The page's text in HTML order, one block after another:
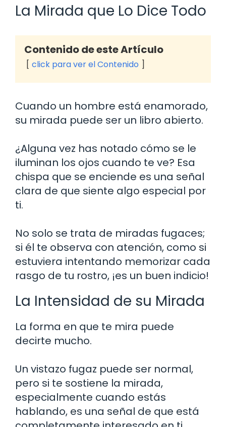
La Mirada que Lo Dice Todo
Contenido de este Artículo
click para ver el Contenido
Cuando un hombre está enamorado,
su mirada puede ser un libro abierto.
¿Alguna vez has notado cómo se le
iluminan los ojos cuando te ve? Esa
chispa que se enciende es una señal
clara de que siente algo especial por
ti.
No solo se trata de miradas fugaces;
si él te observa con atención, como si
estuviera intentando memorizar cada
rasgo de tu rostro, ¡es un buen indicio!
La Intensidad de su Mirada
La forma en que te mira puede
decirte mucho.
Un vistazo fugaz puede ser normal,
pero si te sostiene la mirada,
especialmente cuando estás
hablando, es una señal de que está